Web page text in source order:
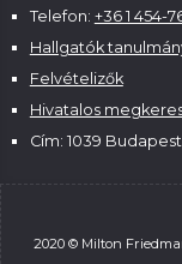
Telefon: +36 1 454-
Hallgatók
Felvételizők
Hivatalos
Cím: 1039
2020 © Milton